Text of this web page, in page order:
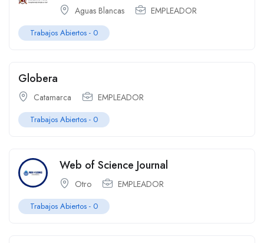
Aguas Blancas EMPLEADOR
Trabajos Abiertos - 0
Globera
Catamarca EMPLEADOR
Trabajos Abiertos - 0
Web of Science Journal
Otro EMPLEADOR
Trabajos Abiertos - 0